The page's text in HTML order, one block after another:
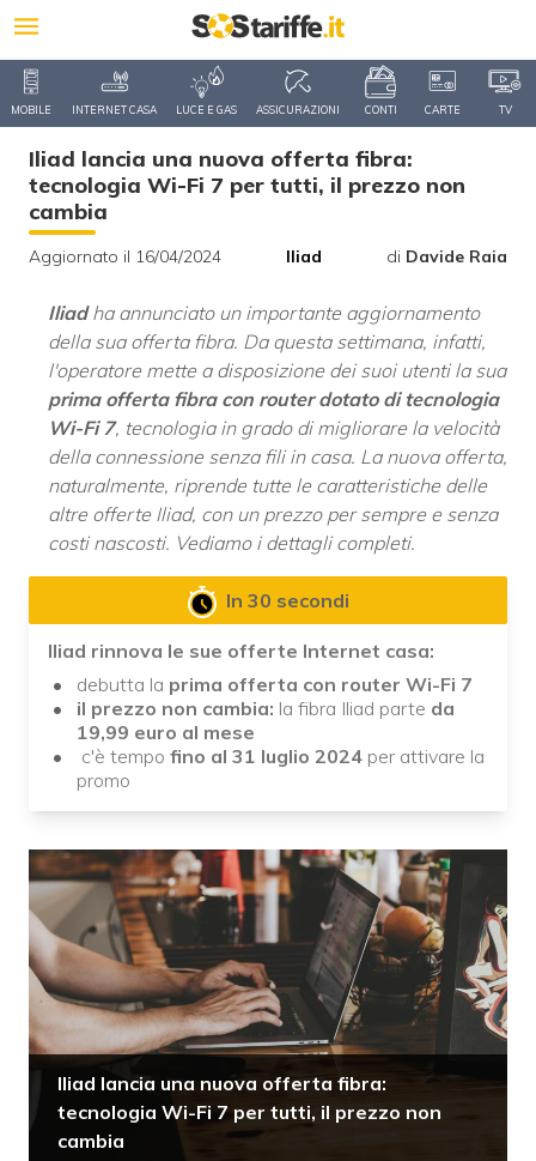
MOBILE INTERNET CASA LUCE E GAS ASSICURAZIONI CONTI CARTE TV
Iliad lancia una nuova offerta fibra:
tecnologia Wi-Fi 7 per tutti, il prezzo non
cambia
Aggiornato il 16/04/2024 Iliad di Davide Raia
Iliadha annunciato un importante aggiornamento
della sua offerta fibra. Da questa settimana, infatti,
l'operatore mette a disposizione dei suoi utenti la sua
prima offerta fibra con router dotato di tecnologia
Wi-Fi 7, tecnologia in grado di migliorare la velocità
della connessione senza fili in casa. La nuova offerta,
naturalmente, riprende tutte le caratteristiche delle
altre offerte Iliad, con un prezzo per sempre e senza
costi nascosti. Vediamo i dettagli completi.
In 30 secondi
Iliad rinnova le sue offerte Internet casa:
debutta la prima offerta con router Wi-Fi 7
il prezzo non cambia: la fibra Iliad parte da
19,99 euro al mese
c'è tempo fino al 31 luglio 2024 per attivare la
promo
Iliad lancia una nuova offerta fibra:
tecnologia Wi-Fi 7 per tutti, il prezzo non
cambia